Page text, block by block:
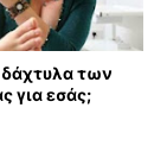
δάχτυλα των
για εσάς;